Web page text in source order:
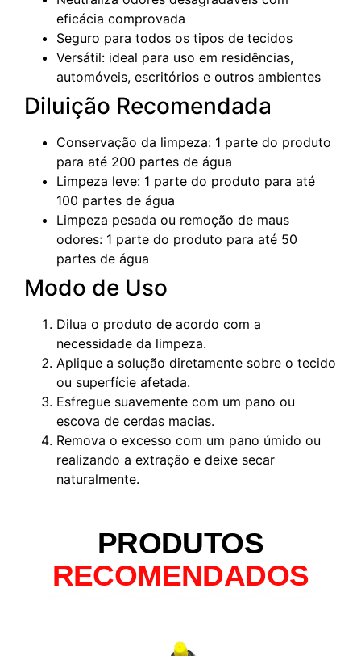
eficácia comprovada
Seguro para todos os tipos de tecidos
Versátil: ideal para uso em residências,
automóveis, escritórios e outros ambientes
Diluição Recomendada
Conservação da limpeza: 1 parte do produto
para até 200 partes de água
Limpeza leve: 1 parte do produto para até
100 partes de água
Limpeza pesada ou remoção de maus
odores: 1 parte do produto para até 50
partes de água
Modo de Uso
Dilua o produto de acordo com a
necessidade da limpeza.
Aplique a solução diretamente sobre o tecido
ou superfície afetada.
Esfregue suavemente com um pano ou
escova de cerdas macias.
Remova o excesso com um pano úmido ou
realizando a extração e deixe secar
naturalmente.
PRODUTOS
RECOMENDADOS